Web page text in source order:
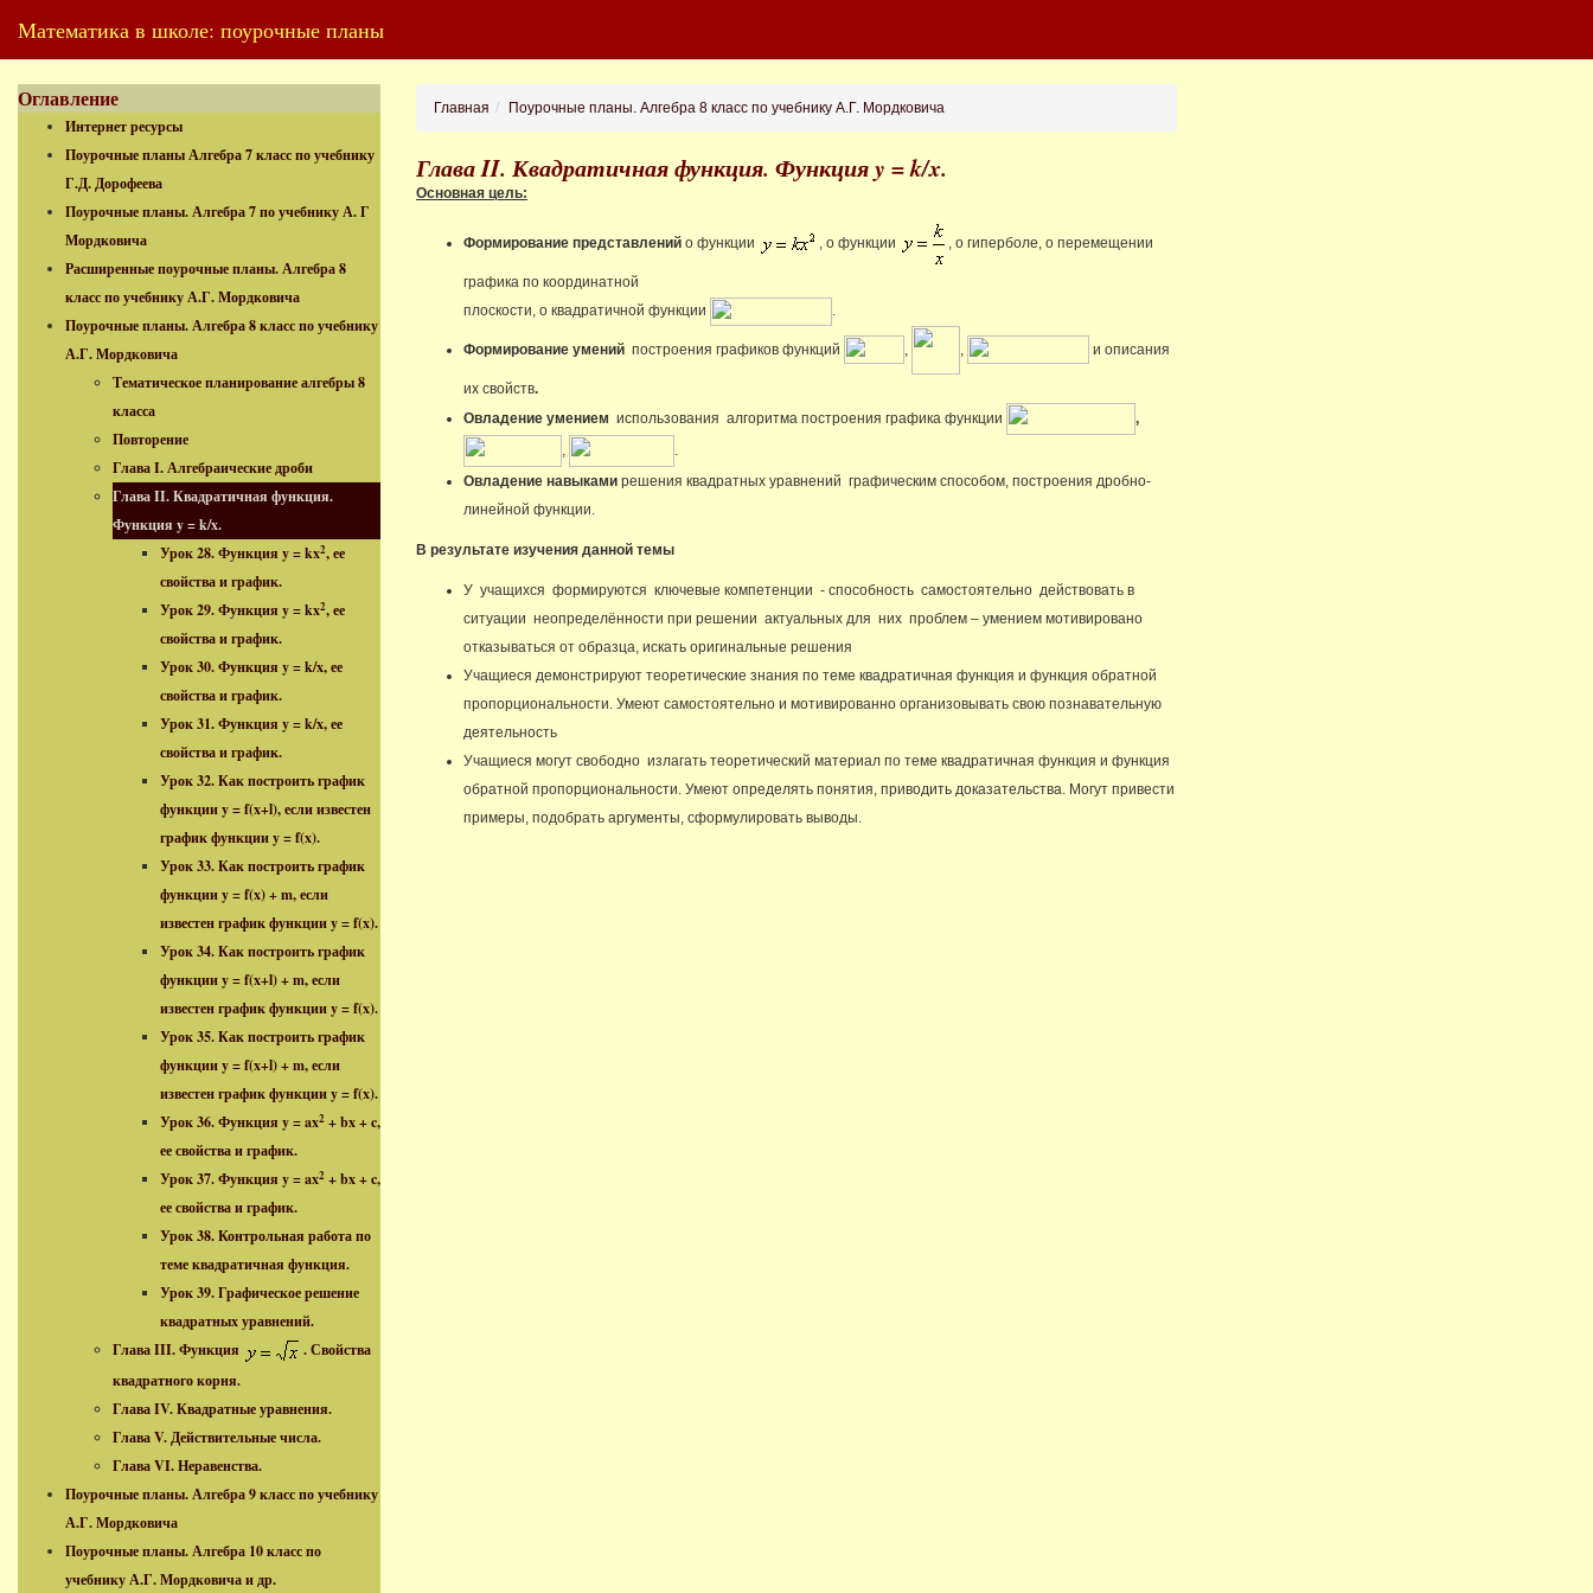
Математика в школе: поурочные планы
Оглавление
Интернет ресурсы
Поурочные планы Алгебра 7 класс по учебнику
Г.Д. Дорофеева
Поурочные планы. Алгебра 7 по учебнику А. Г
Мордковича
Расширенные поурочные планы. Алгебра 8
класс по учебнику А.Г. Мордковича
Поурочные планы. Алгебра 8 класс по учебнику
А.Г. Мордковича
Тематическое планирование алгебры 8
класса
Повторение
Глава I. Алгебраические дроби
Глава II. Квадратичная функция.
Функция y = k/x.
Урок 28. Функция y = kx2, ее
свойства и график.
Урок 29. Функция y = kx2, ее
свойства и график.
Урок 30. Функция y = k/x, ее
свойства и график.
Урок 31. Функция y = k/x, ее
свойства и график.
Урок 32. Как построить график
функции y = f(x+l), если известен
график функции y = f(x).
Урок 33. Как построить график
функции y = f(x) + m, если
известен график функции y = f(x).
Урок 34. Как построить график
функции y = f(x+l) + m, если
известен график функции y = f(x).
Урок 35. Как построить график
функции y = f(x+l) + m, если
известен график функции y = f(x).
Урок 36. Функция y = ax2 + bx + c,
ее свойства и график.
Урок 37. Функция y = ax2 + bx + c,
ее свойства и график.
Урок 38. Контрольная работа по
теме квадратичная функция.
Урок 39. Графическое решение
квадратных уравнений.
Глава III. Функция
. Свойства
квадратного корня.
Глава IV. Квадратные уравнения.
Глава V. Действительные числа.
Глава VI. Неравенства.
Поурочные планы. Алгебра 9 класс по учебнику
А.Г. Мордковича
Поурочные планы. Алгебра 10 класс по
учебнику А.Г. Мордковича и др.
Главная Поурочные планы. Алгебра 8 класс по учебнику А.Г. Мордковича
Глава II. Квадратичная функция. Функция y = k/x.
Основная цель:
Формирование представлений о функции , о функции , о гиперболе, о перемещении
графика по координатной
плоскости, о квадратичной функции
.
Формирование умений построения графиков функций и описания
их свойств.
Овладение умением использования алгоритма построения графика функции
,
Овладение навыками решения квадратных уравнений графическим способом, построения дробно-
линейной функции.
В результате изучения данной темы
У учащихся формируются ключевые компетенции - способность самостоятельно действовать в
ситуации неопределённости при решении актуальных для них проблем – умением мотивировано
отказываться от образца, искать оригинальные решения
Учащиеся демонстрируют теоретические знания по теме квадратичная функция и функция обратной
пропорциональности. Умеют самостоятельно и мотивированно организовывать свою познавательную
деятельность
Учащиеся могут свободно излагать теоретический материал по теме квадратичная функция и функция
обратной пропорциональности. Умеют определять понятия, приводить доказательства. Могут привести
примеры, подобрать аргументы, сформулировать выводы.